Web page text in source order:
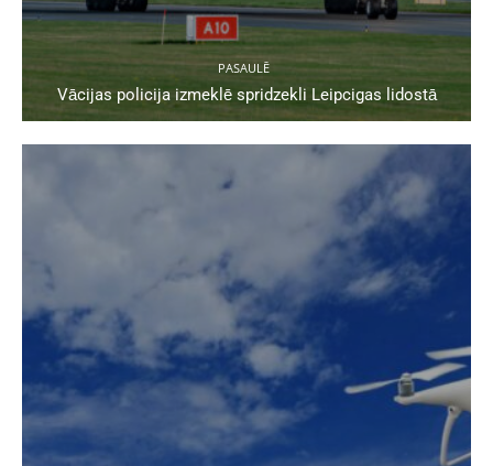
PASAULĒ
Vācijas policija izmeklē spridzekli Leipcigas lidostā